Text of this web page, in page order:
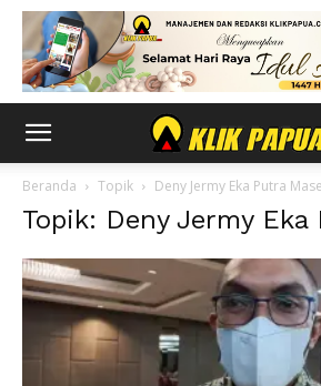
Beranda Topik Deny Jermy Eka Putra Mase
Topik: Deny Jermy Eka